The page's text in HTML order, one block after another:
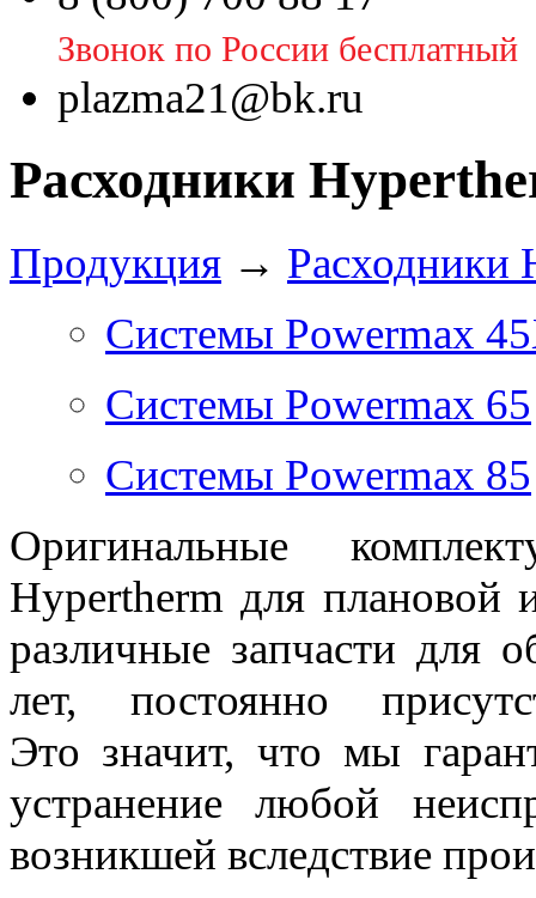
Звонок по России бесплатный
plazma21@bk.ru
Расходники
Продукция → Расходники
Системы Powermax
Системы Powermax 65
Системы Powermax 85
Оригинальные
Hypertherm для плановой
различные запчасти для
лет, постоянно
Это значит, что мы
устранение любой
возникшей вследствие